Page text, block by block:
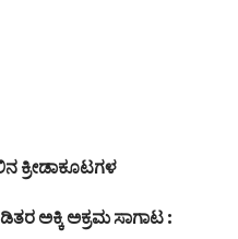
ಕ್ರೀಡಾಕೂಟಗಳ
ಅಕ್ಕಿ ಅಕ್ರಮ ಸಾಗಾಟ :